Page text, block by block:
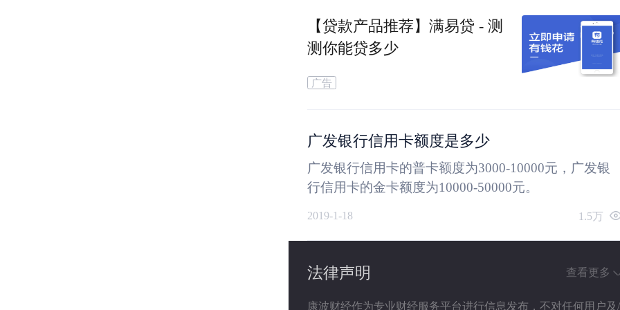
【贷款产品推荐】满易贷 - 测
测你能贷多少
广告
广发银行信用卡额度是多少
广发银行信用卡的普卡额度为3000-10000元，广发银
行信用卡的金卡额度为10000-50000元。
2019-1-18 1.5万
法律声明 查看更多
康波财经作为专业财经服务平台进行信息发布，不对任何用户及/